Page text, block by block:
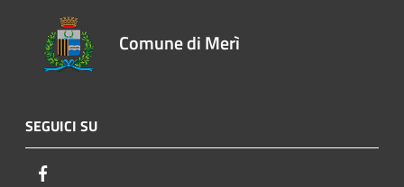
Comune di Merì
SEGUICI SU